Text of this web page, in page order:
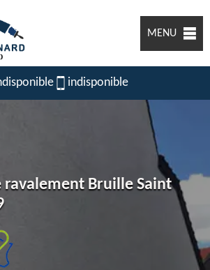
MENU
indisponible
ravalement Bruille Saint